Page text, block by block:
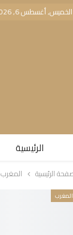
الخميس, أغسطس 6, 2026
الرئيسية
الرئيسية المغرب
المغرب